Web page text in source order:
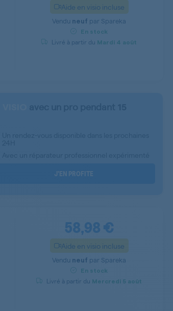
Aide en visio incluse
Vendu neuf par Spareka
En stock
Livré à partir du Mardi 4 août
J’EN PROFITE
58,98 €
Aide en visio incluse
Vendu neuf par Spareka
En stock
Livré à partir du Mercredi 5 août